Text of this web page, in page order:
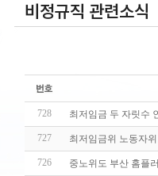
비정규직 관련소식
728 최저임금 두 자릿수
727 최저임금위 노동자
726 중노위도 부산 홈플